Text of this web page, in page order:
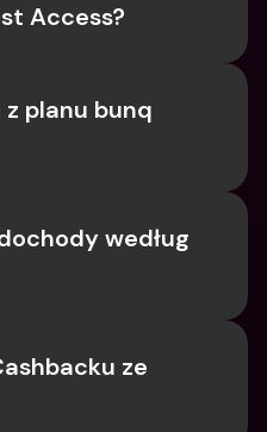
Access?
planu bunq
według
ze